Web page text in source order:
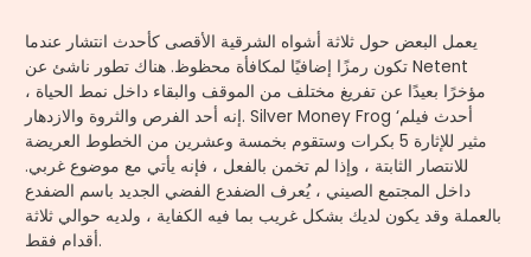
يعمل البعض حول ثلاثة أشواه الشرقية الأقصى كأحدث انتشار عندما
تكون رمزًا إضافيًا لمكافأة محظوظ. هناك تطور ناشئ عن Netent
مؤخرًا بعيدًا عن تفريغ مختلف من الموقف والبقاء داخل نمط الحياة ،
إنه أحد الفرص والثروة والازدهار. Silver Money Frog ‘أحدث فيلم
مثير للإثارة 5 بكرات وستقوم بخمسة وعشرين من الخطوط العريضة
للانتصار الثابتة ، وإذا لم تخمن بالفعل ، فإنه يأتي مع موضوع غربي.
داخل المجتمع الصيني ، يُعرف الضفدع الفضي الجديد باسم الضفدع
بالعملة وقد يكون لديك بشكل غريب بما فيه الكفاية ، ولديه حوالي ثلاثة
أقدام فقط.